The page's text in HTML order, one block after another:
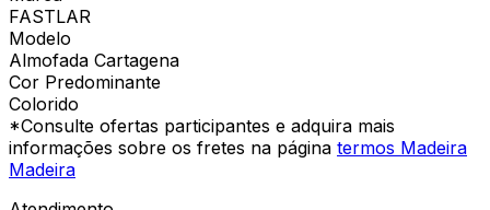
FASTLAR
Modelo
Almofada Cartagena
Cor Predominante
Colorido
*Consulte ofertas participantes e adquira mais
informações sobre os fretes na página termos Madeira
Madeira